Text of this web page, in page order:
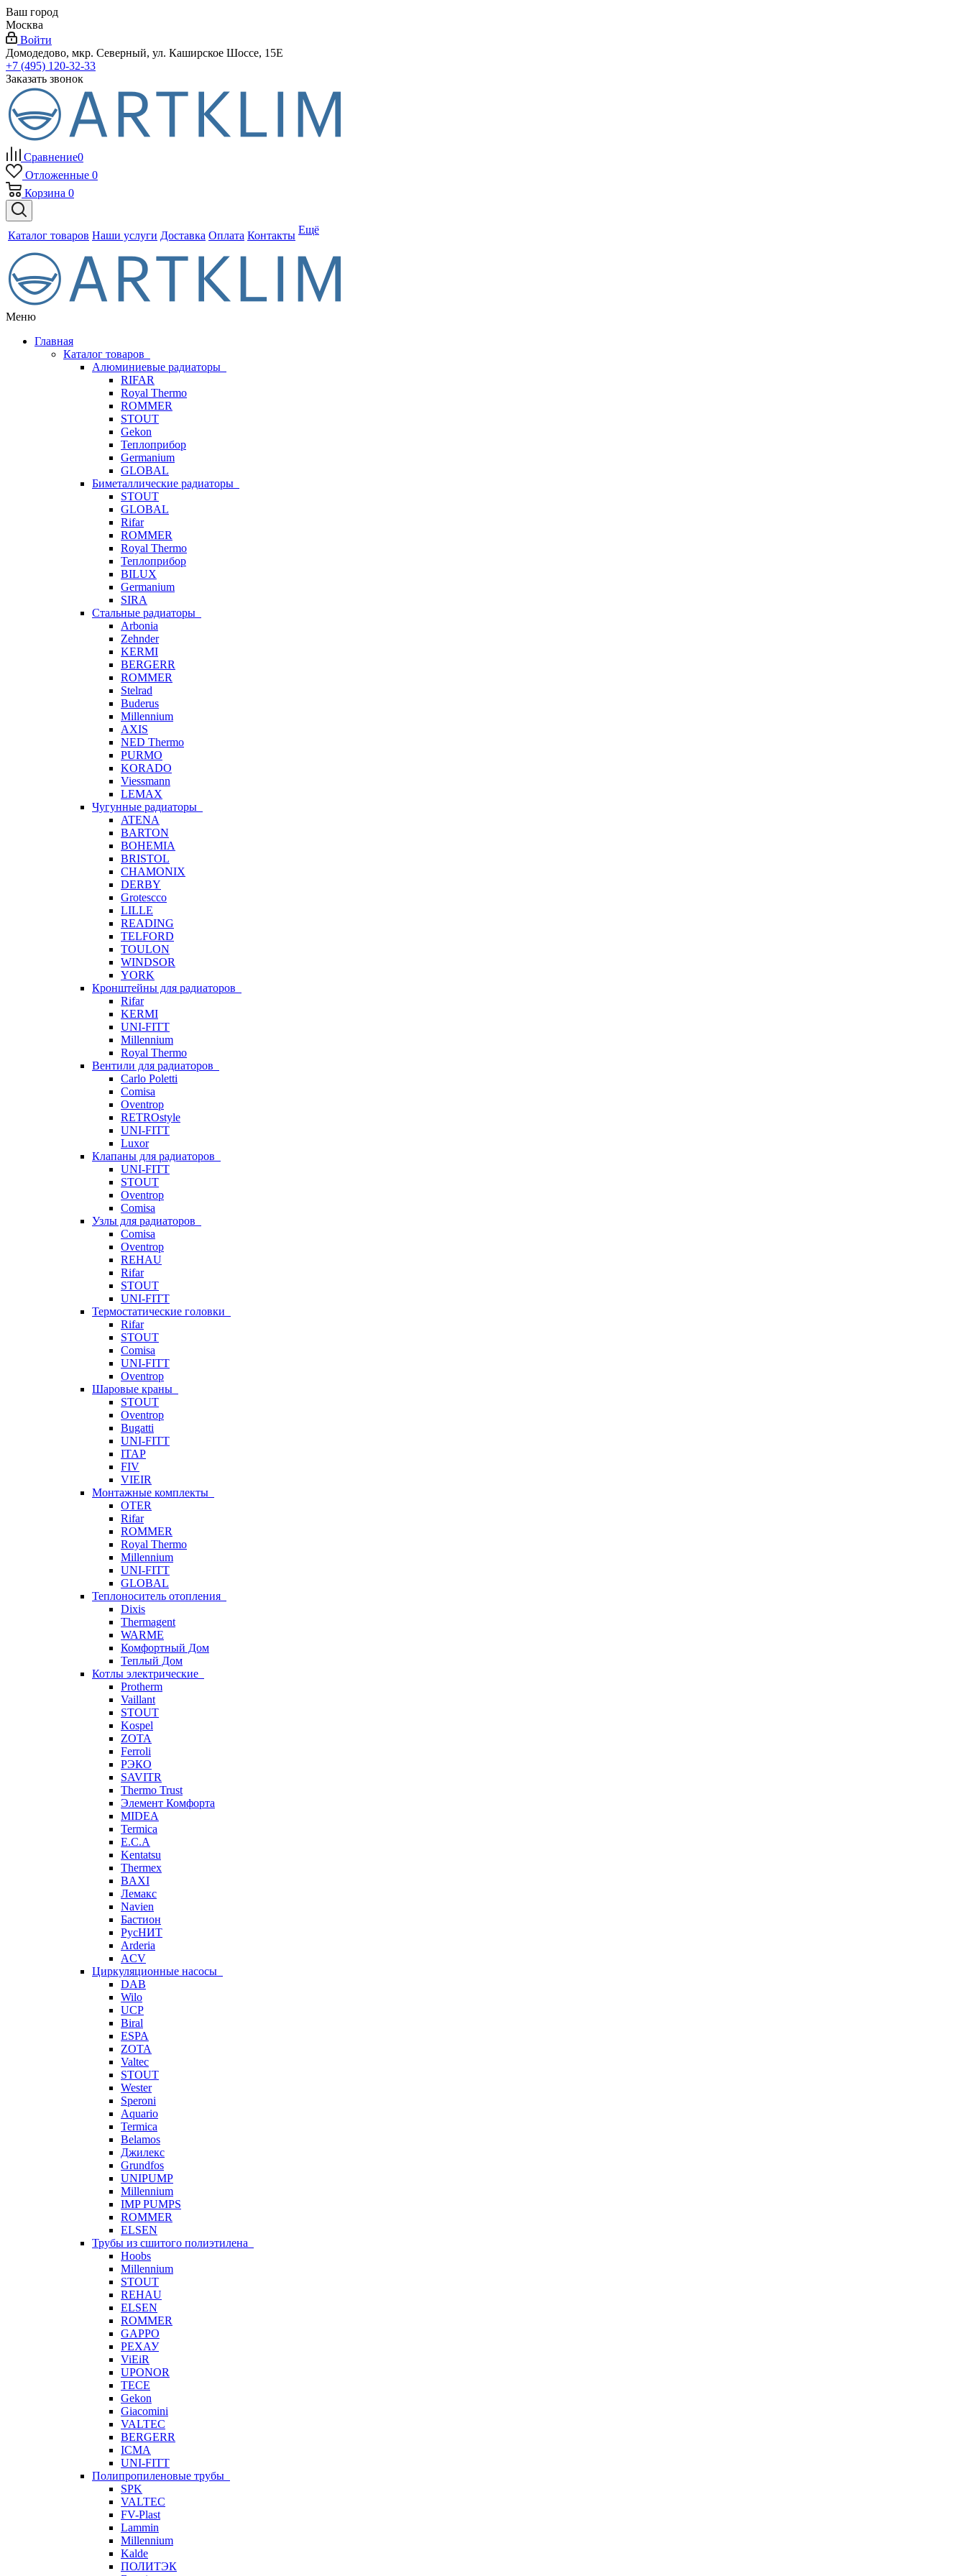
Ваш город
Москва
Войти
Домодедово, мкр. Северный, ул. Каширское Шоссе, 15Е
+7 (495) 120-32-33
Заказать звонок
Сравнение0
Отложенные 0
Корзина 0
Каталог товаров Наши услуги Доставка Оплата Контакты Ещё
Меню
Главная
Каталог товаров
Алюминиевые радиаторы
RIFAR
Royal Thermo
ROMMER
STOUT
Gekon
Теплоприбор
Germanium
GLOBAL
Биметаллические радиаторы
STOUT
GLOBAL
Rifar
ROMMER
Royal Thermo
Теплоприбор
BILUX
Germanium
SIRA
Стальные радиаторы
Arbonia
Zehnder
KERMI
BERGERR
ROMMER
Stelrad
Buderus
Millennium
AXIS
NED Thermo
PURMO
KORADO
Viessmann
LEMAX
Чугунные радиаторы
ATENA
BARTON
BOHEMIA
BRISTOL
CHAMONIX
DERBY
Grotescco
LILLE
READING
TELFORD
TOULON
WINDSOR
YORK
Кронштейны для радиаторов
Rifar
KERMI
UNI-FITT
Millennium
Royal Thermo
Вентили для радиаторов
Carlo Poletti
Comisa
Oventrop
RETROstyle
UNI-FITT
Luxor
Клапаны для радиаторов
UNI-FITT
STOUT
Oventrop
Comisa
Узлы для радиаторов
Comisa
Oventrop
REHAU
Rifar
STOUT
UNI-FITT
Термостатические головки
Rifar
STOUT
Comisa
UNI-FITT
Oventrop
Шаровые краны
STOUT
Oventrop
Bugatti
UNI-FITT
ITAP
FIV
VIEIR
Монтажные комплекты
OTER
Rifar
ROMMER
Royal Thermo
Millennium
UNI-FITT
GLOBAL
Теплоноситель отопления
Dixis
Thermagent
WARME
Комфортный Дом
Теплый Дом
Котлы электрические
Protherm
Vaillant
STOUT
Kospel
ZOTA
Ferroli
РЭКО
SAVITR
Thermo Trust
Элемент Комфорта
MIDEA
Termica
E.C.A
Kentatsu
Thermex
BAXI
Лемакс
Navien
Бастион
РусНИТ
Arderia
ACV
Циркуляционные насосы
DAB
Wilo
UCP
Biral
ESPA
ZOTA
Valtec
STOUT
Wester
Speroni
Aquario
Termica
Belamos
Джилекс
Grundfos
UNIPUMP
Millennium
IMP PUMPS
ROMMER
ELSEN
Трубы из сшитого полиэтилена
Hoobs
Millennium
STOUT
REHAU
ELSEN
ROMMER
GAPPO
РЕХАУ
ViEiR
UPONOR
TECE
Gekon
Giacomini
VALTEC
BERGERR
ICMA
UNI-FITT
Полипропиленовые трубы
SPK
VALTEC
FV-Plast
Lammin
Millennium
Kalde
ПОЛИТЭК